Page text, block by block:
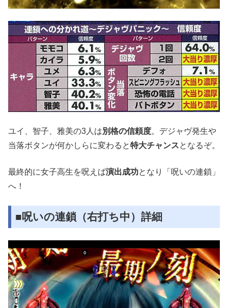
ユイ、智子、雅美の3人は別格の信頼度。デジャヴ発生や
当落ボタンが何かしらに変わると特大チャンスとなるぞ。
最終的に女子高生を呪えば演出成功となり「呪いの連鎖」
へ！
■呪いの連鎖（右打ち中）詳細